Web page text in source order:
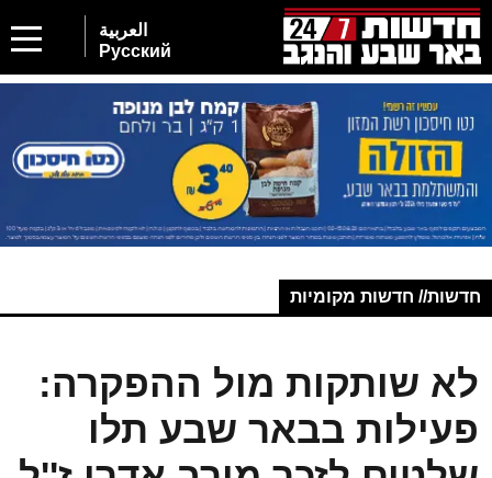
العربية
Русский
חדשות// חדשות מקומיות
לא שותקות מול ההפקרה:
פעילות בבאר שבע תלו